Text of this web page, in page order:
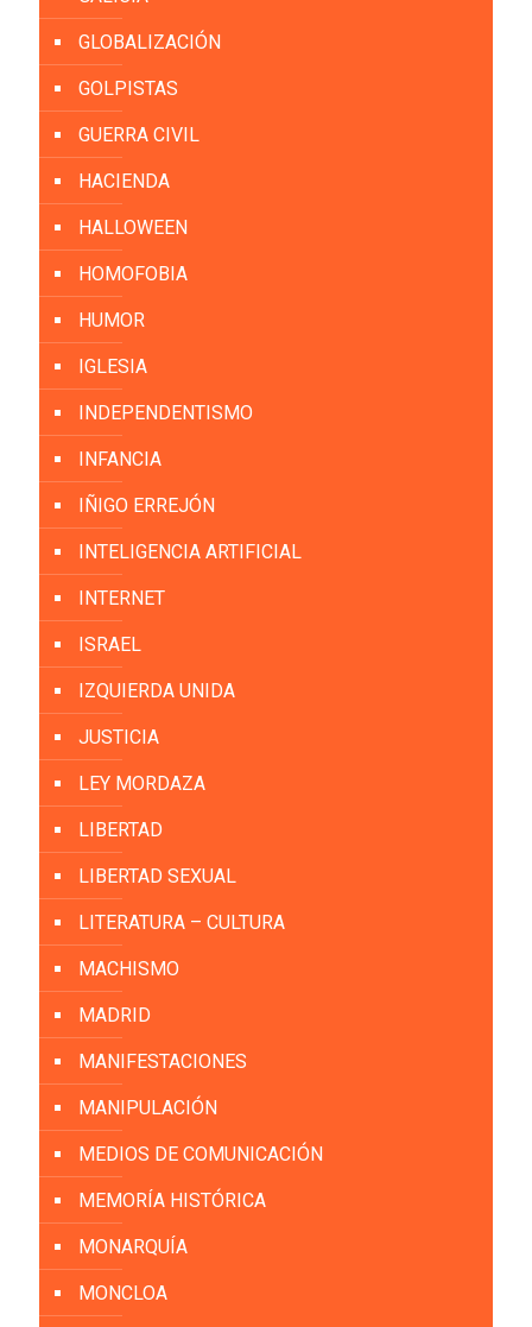
GLOBALIZACIÓN
GOLPISTAS
GUERRA CIVIL
HACIENDA
HALLOWEEN
HOMOFOBIA
HUMOR
IGLESIA
INDEPENDENTISMO
INFANCIA
IÑIGO ERREJÓN
INTELIGENCIA ARTIFICIAL
INTERNET
ISRAEL
IZQUIERDA UNIDA
JUSTICIA
LEY MORDAZA
LIBERTAD
LIBERTAD SEXUAL
LITERATURA – CULTURA
MACHISMO
MADRID
MANIFESTACIONES
MANIPULACIÓN
MEDIOS DE COMUNICACIÓN
MEMORÍA HISTÓRICA
MONARQUÍA
MONCLOA